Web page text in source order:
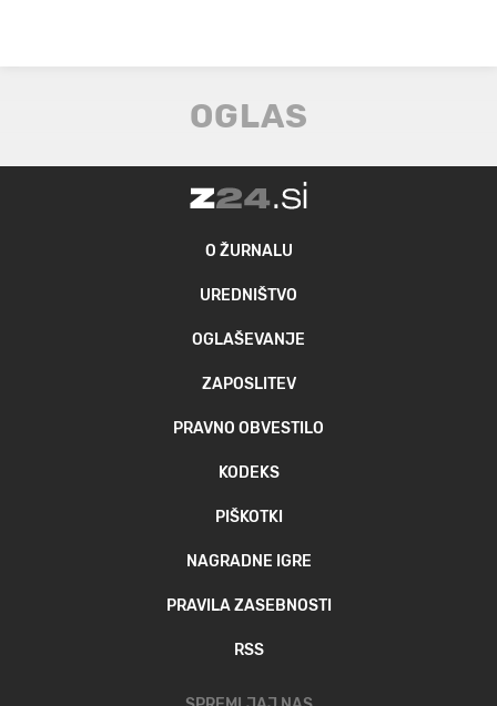
O ŽURNALU
UREDNIŠTVO
OGLAŠEVANJE
ZAPOSLITEV
PRAVNO OBVESTILO
KODEKS
PIŠKOTKI
NAGRADNE IGRE
PRAVILA ZASEBNOSTI
RSS